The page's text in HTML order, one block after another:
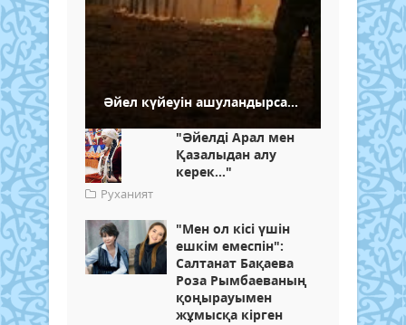
Әйел күйеуін ашуландырса...
"Әйелді Арал мен
Қазалыдан алу
керек..."
Руханият
"Мен ол кісі үшін
ешкім емеспін":
Салтанат Бақаева
Роза Рымбаеваның
қоңырауымен
жұмысқа кірген